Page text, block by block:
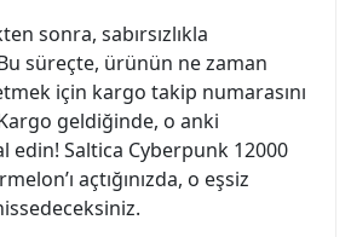
sonra, sabırsızlıkla
süreçte, ürünün ne zaman
için kargo takip numarasını
geldiğinde, o anki
edin! Saltica Cyberpunk 12000
açtığınızda, o eşsiz